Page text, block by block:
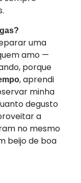
uma
amo —
porque
, aprendi
minha
degusto
a
no mesmo
beijo de boa